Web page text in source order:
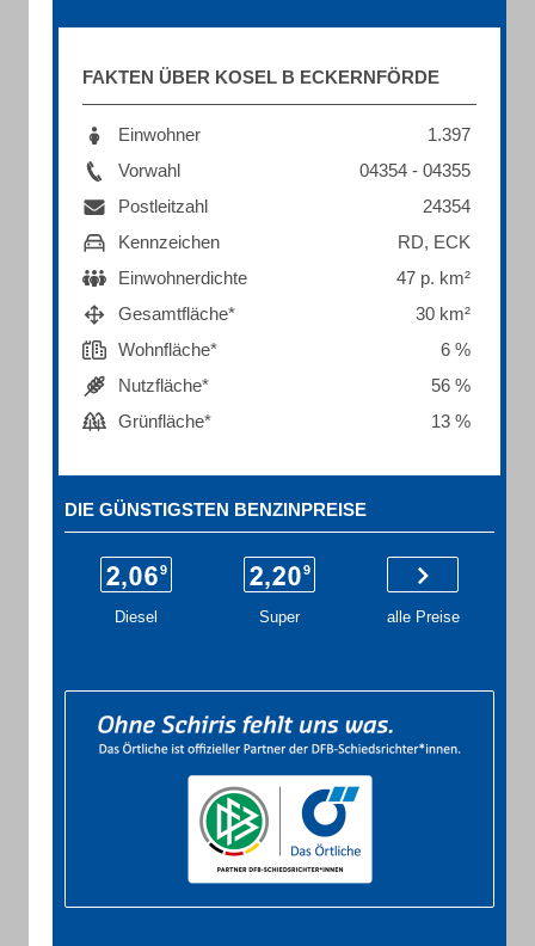
FAKTEN ÜBER KOSEL B ECKERNFÖRDE
Einwohner
1.397
Vorwahl
04354 - 04355
Postleitzahl
24354
Kennzeichen
RD, ECK
Einwohnerdichte
47 p. km²
Gesamtfläche*
30 km²
Wohnfläche*
6 %
Nutzfläche*
56 %
Grünfläche*
13 %
DIE GÜNSTIGSTEN BENZINPREISE
Diesel Super alle Preise